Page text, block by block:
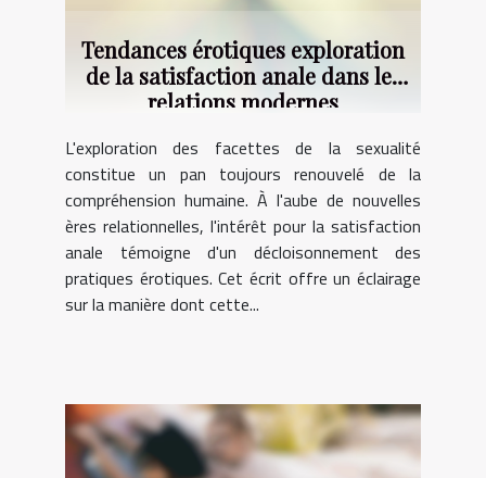
Tendances érotiques exploration
de la satisfaction anale dans les
relations modernes
L'exploration des facettes de la sexualité
constitue un pan toujours renouvelé de la
compréhension humaine. À l'aube de nouvelles
ères relationnelles, l'intérêt pour la satisfaction
anale témoigne d'un décloisonnement des
pratiques érotiques. Cet écrit offre un éclairage
sur la manière dont cette...